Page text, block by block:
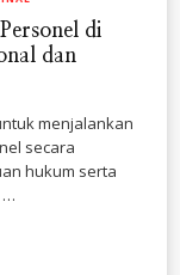
di
dan
menjalankan
secara
hukum serta
…